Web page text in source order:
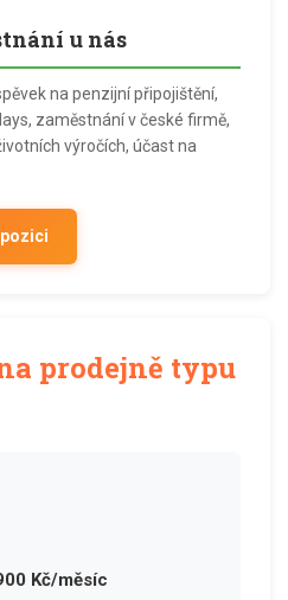
u nás
na penzijní připojištění,
zaměstnání v české firmě,
výročích, účast na
prodejně typu
Kč/měsíc